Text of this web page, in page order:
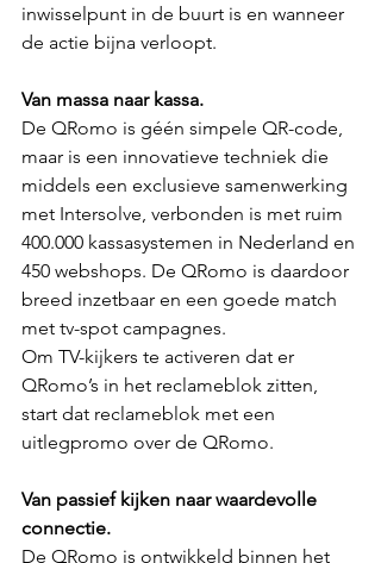
inwisselpunt in de buurt is en wanneer
de actie bijna verloopt.
Van massa naar kassa.
De QRomo is géén simpele QR-code,
maar is een innovatieve techniek die
middels een exclusieve samenwerking
met Intersolve, verbonden is met ruim
400.000 kassasystemen in Nederland en
450 webshops. De QRomo is daardoor
breed inzetbaar en een goede match
met tv-spot campagnes.
Om TV-kijkers te activeren dat er
QRomo’s in het reclameblok zitten,
start dat reclameblok met een
uitlegpromo over de QRomo.
Van passief kijken naar waardevolle
connectie.
De QRomo is ontwikkeld binnen het